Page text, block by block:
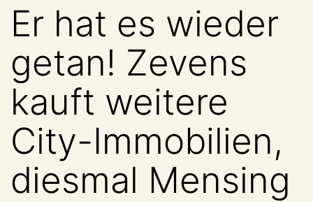
Er hat es wieder
getan! Zevens
kauft weitere
City-Immobilien,
diesmal Mensing